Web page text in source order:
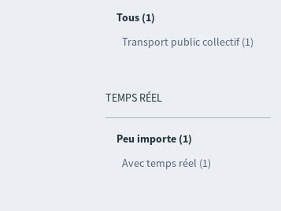
Tous (1)
Transport public collectif (1)
TEMPS RÉEL
Peu importe (1)
Avec temps réel (1)